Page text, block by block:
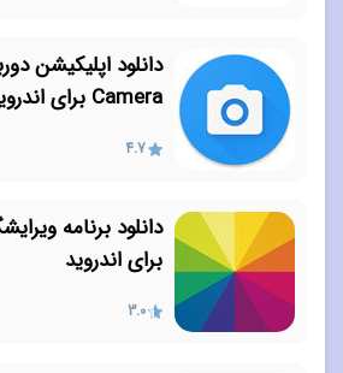
Camera برای اندروید
4.7
برای اندروید
3.0